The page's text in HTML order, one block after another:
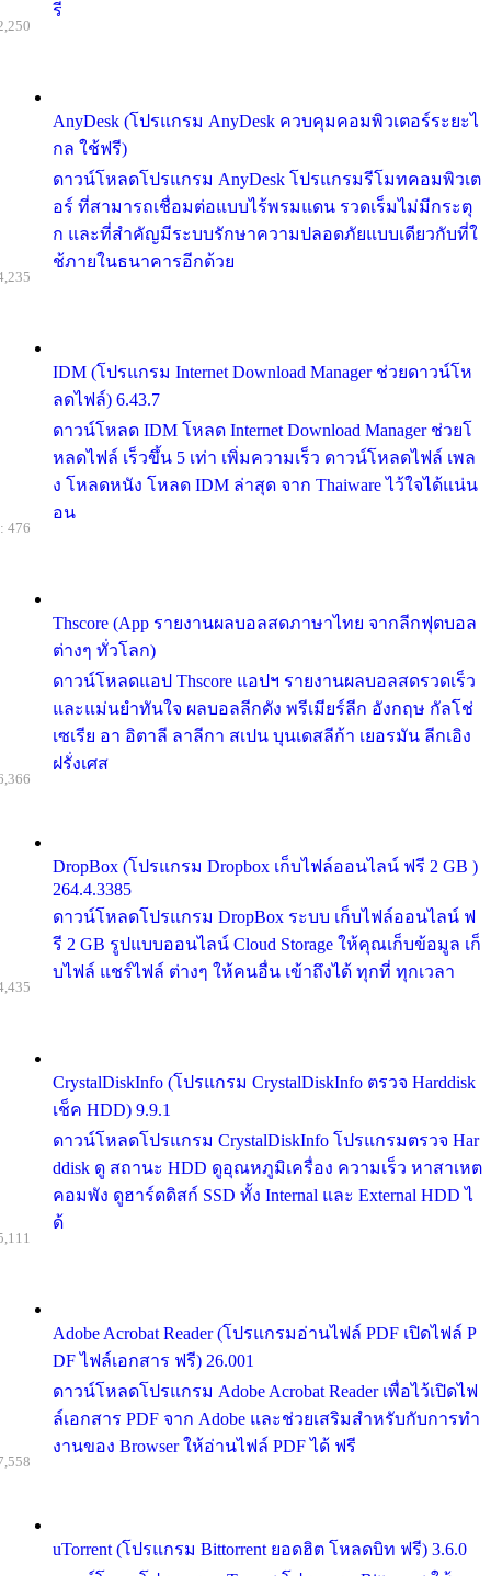
รี
AnyDesk (โปรแกรม AnyDesk ควบคุมคอมพิวเตอร์ระยะไ
กล ใช้ฟรี)
ดาวน์โหลดโปรแกรม AnyDesk โปรแกรมรีโมทคอมพิวเต
อร์ ที่สามารถเชื่อมต่อแบบไร้พรมแดน รวดเร็มไม่มีกระตุ
ก และที่สำคัญมีระบบรักษาความปลอดภัยแบบเดียวกับที่ใ
ช้ภายในธนาคารอีกด้วย
IDM (โปรแกรม Internet Download Manager ช่วยดาวน์โห
ลดไฟล์) 6.43.7
ดาวน์โหลด IDM โหลด Internet Download Manager ช่วยโ
หลดไฟล์ เร็วขึ้น 5 เท่า เพิ่มความเร็ว ดาวน์โหลดไฟล์ เพล
ง โหลดหนัง โหลด IDM ล่าสุด จาก Thaiware ไว้ใจได้แน่น
อน
Thscore (App รายงานผลบอลสดภาษาไทย จากลีกฟุตบอล
ต่างๆ ทั่วโลก)
ดาวน์โหลดแอป Thscore แอปฯ รายงานผลบอลสดรวดเร็ว
และแม่นยำทันใจ ผลบอลลีกดัง พรีเมียร์ลีก อังกฤษ กัลโช่
เซเรีย อา อิตาลี ลาลีกา สเปน บุนเดสลีก้า เยอรมัน ลีกเอิง
ฝรั่งเศส
476
DropBox (โปรแกรม Dropbox เก็บไฟล์ออนไลน์ ฟรี 2 GB )
264.4.3385
ดาวน์โหลดโปรแกรม DropBox ระบบ เก็บไฟล์ออนไลน์ ฟ
รี 2 GB รูปแบบออนไลน์ Cloud Storage ให้คุณเก็บข้อมูล เก็
บไฟล์ แชร์ไฟล์ ต่างๆ ให้คนอื่น เข้าถึงได้ ทุกที่ ทุกเวลา
CrystalDiskInfo (โปรแกรม CrystalDiskInfo ตรวจ Harddisk
เช็ค HDD) 9.9.1
ดาวน์โหลดโปรแกรม CrystalDiskInfo โปรแกรมตรวจ Har
ddisk ดู สถานะ HDD ดูอุณหภูมิเครื่อง ความเร็ว หาสาเหต
คอมพัง ดูฮาร์ดดิสก์ SSD ทั้ง Internal และ External HDD ไ
ด้
Adobe Acrobat Reader (โปรแกรมอ่านไฟล์ PDF เปิดไฟล์ P
DF ไฟล์เอกสาร ฟรี) 26.001
ดาวน์โหลดโปรแกรม Adobe Acrobat Reader เพื่อไว้เปิดไฟ
ล์เอกสาร PDF จาก Adobe และช่วยเสริมสำหรับกับการทำ
งานของ Browser ให้อ่านไฟล์ PDF ได้ ฟรี
uTorrent (โปรแกรม Bittorrent ยอดฮิต โหลดบิท ฟรี) 3.6.0